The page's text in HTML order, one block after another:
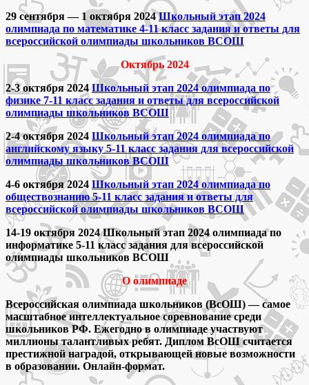
29 сентября — 1 октября 2024Школьный этап 2024
олимпиада по математике 4-11 класс задания и ответы для
всероссийской олимпиады школьников ВСОШ
Октябрь 2024
2-3 октября 2024Школьный этап 2024 олимпиада по
физике 7-11 класс задания и ответы для всероссийской
олимпиады школьников ВСОШ
2-4 октября 2024 Школьный этап 2024 олимпиада по
английскому языку 5-11 класс задания для всероссийской
олимпиады школьников ВСОШ
4-6 октября 2024 Школьный этап 2024 олимпиада по
обществознанию 5-11 класс задания и ответы для
всероссийской олимпиады школьников ВСОШ
14-19 октября 2024 Школьный этап 2024 олимпиада по
информатике 5-11 класс задания для всероссийской
олимпиады школьников ВСОШ
О олимпиаде
Всероссийская олимпиада школьников (ВсОШ) — самое
масштабное интеллектуальное соревнование среди
школьников РФ. Ежегодно в олимпиаде участвуют
миллионы талантливых ребят. Диплом ВсОШ считается
престижной наградой, открывающей новые возможности
в образовании. Онлайн-формат.